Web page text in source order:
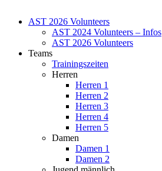
AST 2026 Volunteers
AST 2024 Volunteers – Infos
AST 2026 Volunteers
Teams
Trainingszeiten
Herren
Herren 1
Herren 2
Herren 3
Herren 4
Herren 5
Damen
Damen 1
Damen 2